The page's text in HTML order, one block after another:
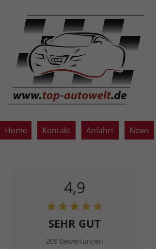
Home Kontakt Anfahrt News
4,9
SEHR GUT
209 Bewertungen